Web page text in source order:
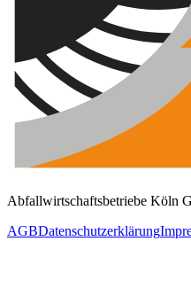
Abfallwirtschaftsbetriebe Köln
AGBDatenschutzerklärung